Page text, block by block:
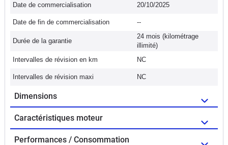
Date de commercialisation
20/10/2025
Date de fin de commercialisation --
Durée de la garantie
24 mois (kilométrage
illimité)
Intervalles de révision en km
NC
Intervalles de révision maxi NC
Dimensions
Caractéristiques moteur
Performances / Consommation